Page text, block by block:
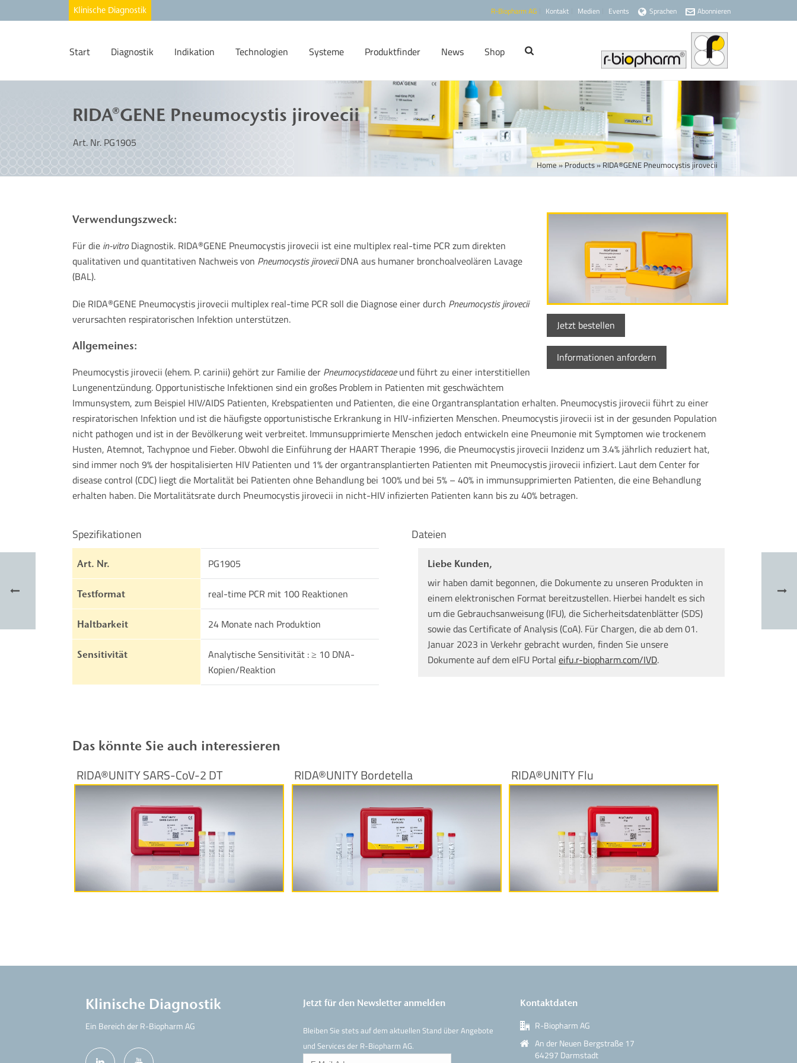
R-Biopharm AG Kontakt Medien Events Sprachen Abonnieren
Start Diagnostik Indikation Technologien Systeme Produktfinder News Shop
RIDA®GENE Pneumocystis jirovecii
Art. Nr. PG1905
Home»Products»RIDA®GENE Pneumocystis jirovecii
Jetzt bestellen
Informationen anfordern
Verwendungszweck:
Für die in-vitroDiagnostik. RIDA®GENE Pneumocystis jirovecii ist eine multiplex real-time PCR zum direkten
qualitativen und quantitativen Nachweis von Pneumocystis jiroveciiDNA aus humaner bronchoalveolären Lavage
(BAL).
Die RIDA®GENE Pneumocystis jirovecii multiplex real-time PCR soll die Diagnose einer durch Pneumocystis jirovecii
verursachten respiratorischen Infektion unterstützen.
Allgemeines:
Pneumocystis jirovecii (ehem. P. carinii) gehört zur Familie der Pneumocystidaceaeund führt zu einer interstitiellen
Lungenentzündung. Opportunistische Infektionen sind ein großes Problem in Patienten mit geschwächtem
Immunsystem, zum Beispiel HIV/AIDS Patienten, Krebspatienten und Patienten, die eine Organtransplantation erhalten. Pneumocystis jirovecii führt zu einer
respiratorischen Infektion und ist die häufigste opportunistische Erkrankung in HIV-infizierten Menschen. Pneumocystis jirovecii ist in der gesunden Population
nicht pathogen und ist in der Bevölkerung weit verbreitet. Immunsupprimierte Menschen jedoch entwickeln eine Pneumonie mit Symptomen wie trockenem
Husten, Atemnot, Tachypnoe und Fieber. Obwohl die Einführung der HAART Therapie 1996, die Pneumocystis jirovecii Inzidenz um 3.4% jährlich reduziert hat,
sind immer noch 9% der hospitalisierten HIV Patienten und 1% der organtransplantierten Patienten mit Pneumocystis jirovecii infiziert. Laut dem Center for
disease control (CDC) liegt die Mortalität bei Patienten ohne Behandlung bei 100% und bei 5% – 40% in immunsupprimierten Patienten, die eine Behandlung
erhalten haben. Die Mortalitätsrate durch Pneumocystis jirovecii in nicht-HIV infizierten Patienten kann bis zu 40% betragen.
Spezifikationen
Art. Nr. PG1905
Testformat real-time PCR mit 100 Reaktionen
Haltbarkeit 24 Monate nach Produktion
Sensitivität
Analytische Sensitivität : ≥ 10 DNA-
Kopien/Reaktion
Dateien
Liebe Kunden,
wir haben damit begonnen, die Dokumente zu unseren Produkten in
einem elektronischen Format bereitzustellen. Hierbei handelt es sich
um die Gebrauchsanweisung (IFU), die Sicherheitsdatenblätter (SDS)
sowie das Certificate of Analysis (CoA). Für Chargen, die ab dem 01.
Januar 2023 in Verkehr gebracht wurden, finden Sie unsere
Dokumente auf dem eIFU Portal eifu.r-biopharm.com/IVD.
Das könnte Sie auch interessieren
RIDA®UNITY SARS-CoV-2 DT
Produktinformationen
RIDA®UNITY Bordetella
Produktinformationen
RIDA®UNITY Flu
Produktinformationen
Klinische Diagnostik
Ein Bereich der R-Biopharm AG
Jetzt für den Newsletter anmelden
Bleiben Sie stets auf dem aktuellen Stand über Angebote
und Services der R-Biopharm AG.
Kontaktdaten
R-Biopharm AG
An der Neuen Bergstraße 17
64297 Darmstadt